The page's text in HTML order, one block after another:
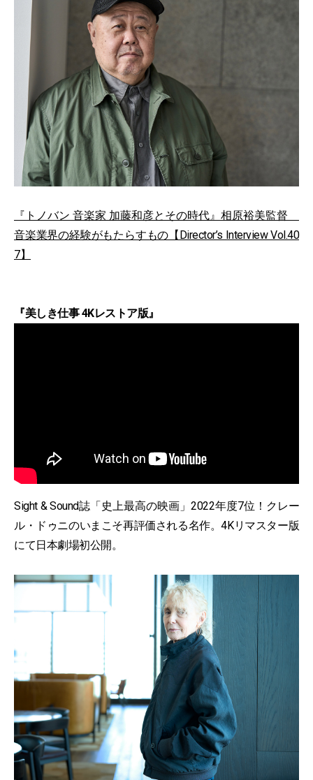
『トノバン 音楽家 加藤和彦とその時代』相原裕美監督
音楽業界の経験がもたらすもの【Director’s Interview Vol.40
7】
『美しき仕事 4Kレストア版』
Sight & Sound誌「史上最高の映画」2022年度7位！クレー
ル・ドゥニのいまこそ再評価される名作。4Kリマスター版
にて日本劇場初公開。